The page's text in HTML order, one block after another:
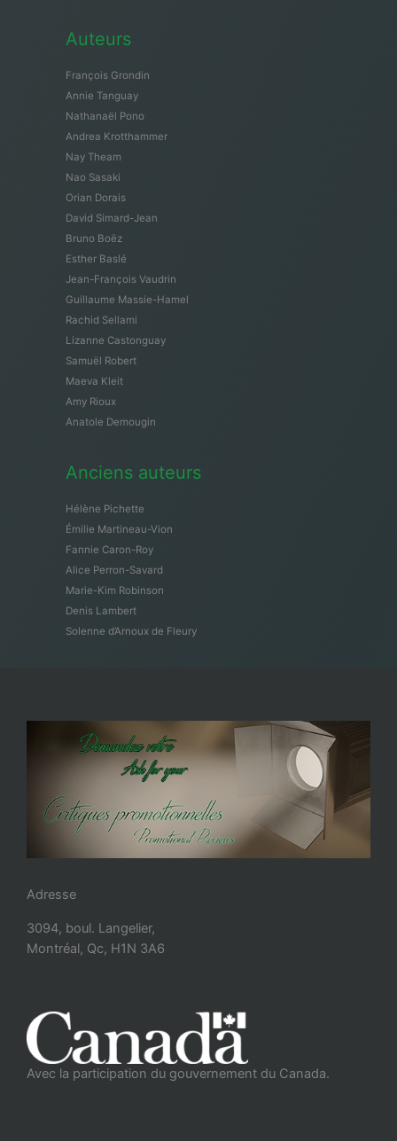
Auteurs
François Grondin
Annie Tanguay
Nathanaël Pono
Andrea Krotthammer
Nay Theam
Nao Sasaki
Orian Dorais
David Simard-Jean
Bruno Boëz
Esther Baslé
Jean-François Vaudrin
Guillaume Massie-Hamel
Rachid Sellami
Lizanne Castonguay
Samuël Robert
Maeva Kleit
Amy Rioux
Anatole Demougin
Anciens auteurs
Hélène Pichette
Émilie Martineau-Vion
Fannie Caron-Roy
Alice Perron-Savard
Marie-Kim Robinson
Denis Lambert
Solenne d’Arnoux de Fleury
Adresse
3094, boul. Langelier,
Montréal, Qc, H1N 3A6
Avec la participation du gouvernement du Canada.